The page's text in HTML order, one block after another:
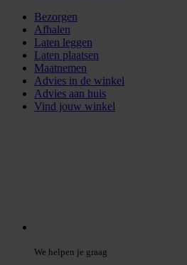
Bezorgen
Afhalen
Laten leggen
Laten plaatsen
Maatnemen
Advies in de winkel
Advies aan huis
Vind jouw winkel
We helpen je graag